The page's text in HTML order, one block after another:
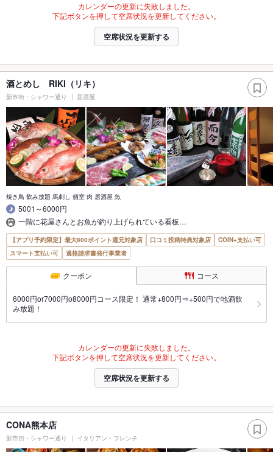
カレンダーの更新に失敗しました。
下記ボタンを押して空席状況を更新してください。
空席状況を更新する
酒とめし RIKI（リキ）
新市街・シャワー通り 居酒屋
焼き鳥 飲み放題 馬刺し 個室 肉 居酒屋 魚
5001～6000円
一階に花屋さんとお魚が釣り上げられている看板…
【アプリ予約限定】最大800ポイント還元対象店 口コミ投稿特典対象店
COIN+支払い可
スマート支払い可
適格請求書発行事業者
クーポン コース
6000円or7000円o8000円コース限定！ 通常+800円⇒+500円で地酒飲
み放題！
カレンダーの更新に失敗しました。
下記ボタンを押して空席状況を更新してください。
空席状況を更新する
CONA熊本店
新市街・シャワー通り イタリアン・フレンチ